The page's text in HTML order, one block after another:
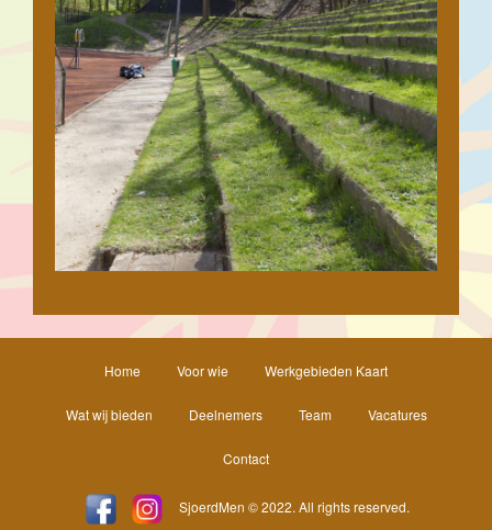
Home Voor wie Werkgebieden Kaart
Wat wij bieden Deelnemers Team Vacatures
Contact
SjoerdMen © 2022. All rights reserved.